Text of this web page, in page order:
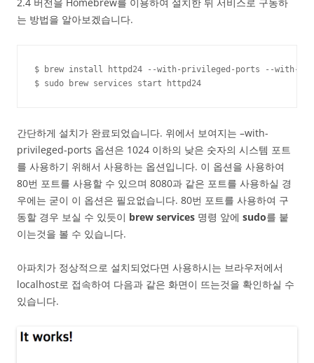
는 방법을 알아보겠습니다.
$ brew install httpd24 --with-privileged-ports --with-
$ sudo brew services start httpd24
간단하게 설치가 완료되었습니다. 위에서 보여지는 –with-
privileged-ports 옵션은 1024 이하의 낮은 숫자의 시스템 포트
를 사용하기 위해서 사용하는 옵션입니다. 이 옵션을 사용하여
80번 포트를 사용할 수 있으며 8080과 같은 포트를 사용하실 경
우에는 굳이 이 옵션은 필요없습니다. 80번 포트를 사용하여 구
동할 경우 보실 수 있듯이 brew services 명령 앞에 sudo를 붙
이는것을 볼 수 있습니다.
아파치가 정상적으로 설치되었다면 사용하시는 브라우저에서
localhost로 접속하여 다음과 같은 화면이 뜨는것을 확인하실 수
있습니다.